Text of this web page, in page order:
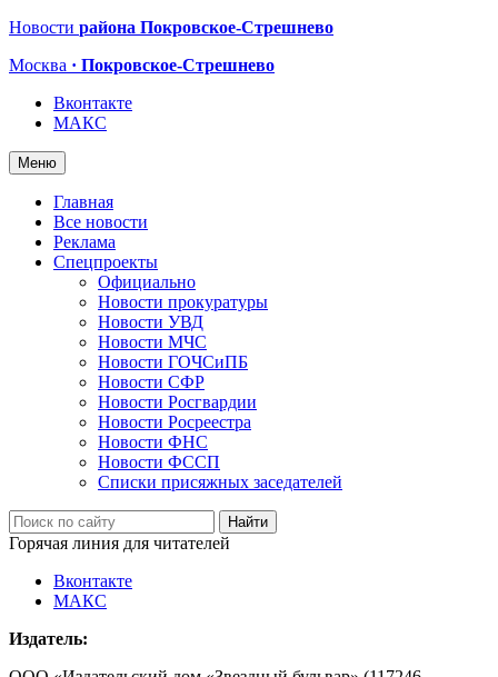
Новости района Покровское-Стрешнево
Москва · Покровское-Стрешнево
Вконтакте
МАКС
Меню
Главная
Все новости
Реклама
Спецпроекты
Официально
Новости прокуратуры
Новости УВД
Новости МЧС
Новости ГОЧСиПБ
Новости СФР
Новости Росгвардии
Новости Росреестра
Новости ФНС
Новости ФССП
Списки присяжных заседателей
Горячая линия для читателей
Вконтакте
МАКС
Издатель: